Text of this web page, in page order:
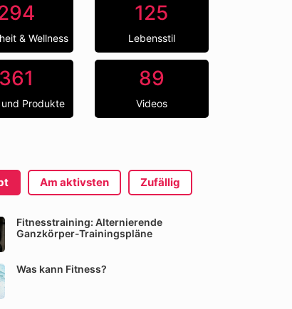
& Wellness
125
Lebensstil
361
Produkte
89
Videos
Am aktivsten Zufällig
Fitnesstraining: Alternierende
Ganzkörper-Trainingspläne
Was kann Fitness?